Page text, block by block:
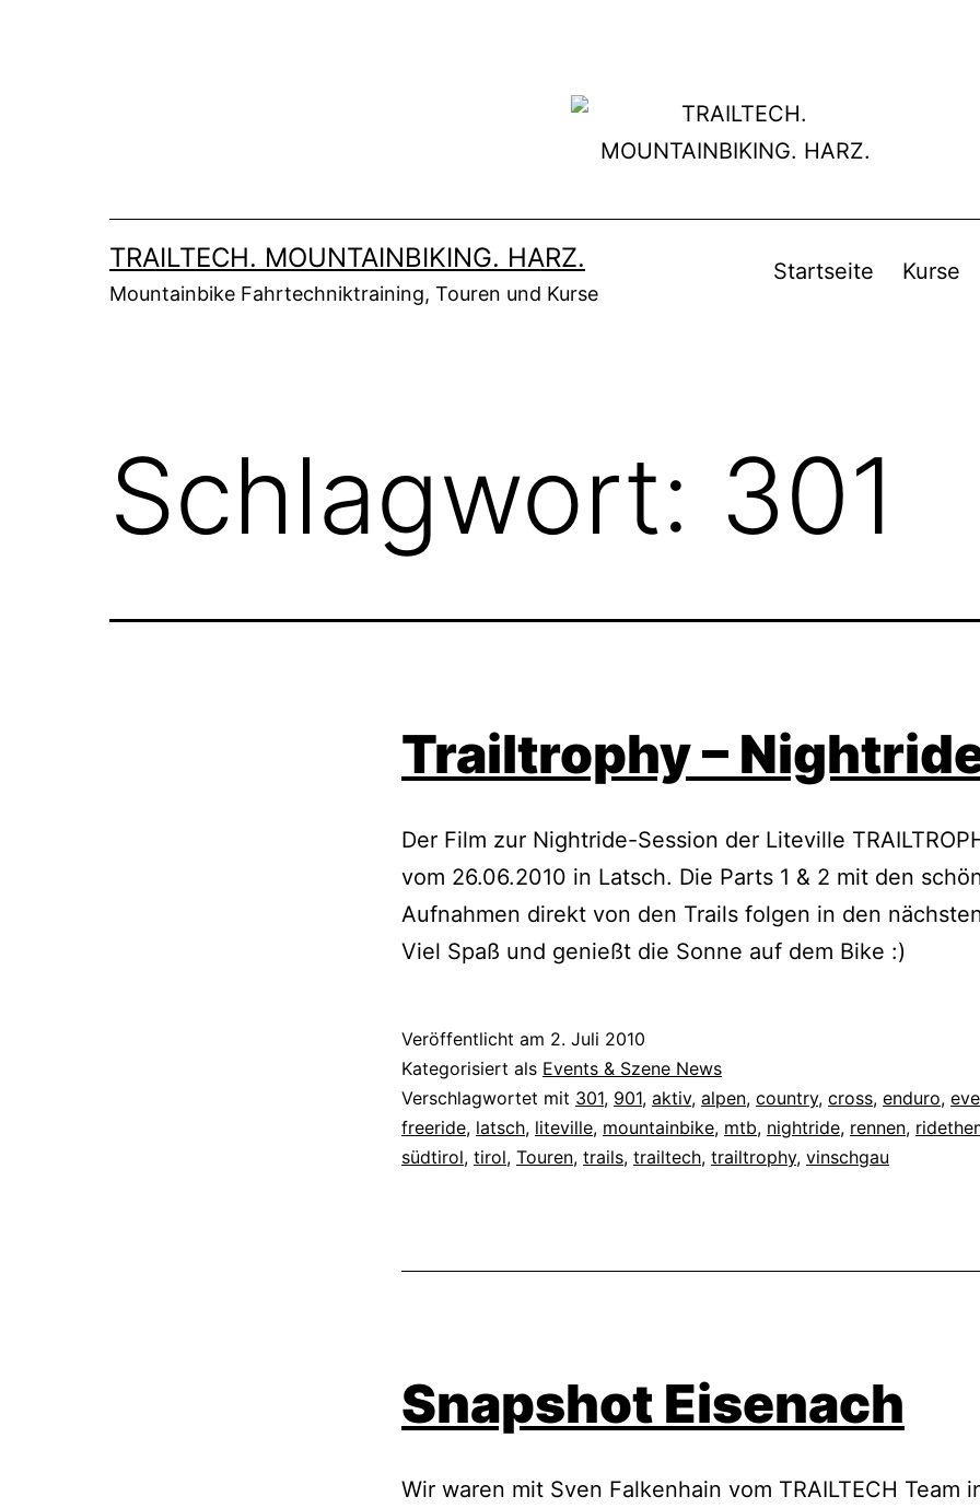
TRAILTECH. MOUNTAINBIKING. HARZ.
Mountainbike Fahrtechniktraining, Touren und Kurse
Startseite Kurse
Schlagwort: 301
Trailtrophy –
Der Film zur Nightride-Session der Liteville
vom 26.06.2010 in Latsch. Die Parts 1 & 2 mit den
Aufnahmen direkt von den Trails folgen in den
Viel Spaß und genießt die Sonne auf dem Bike :)
Veröffentlicht am 2. Juli 2010
Kategorisiert als Events & Szene News
Verschlagwortet mit 301, 901, aktiv, alpen, country, cross, enduro,
freeride, latsch, liteville, mountainbike, mtb, nightride, rennen,
südtirol, tirol, Touren, trails, trailtech, trailtrophy, vinschgau
Snapshot Eisenach
Wir waren mit Sven Falkenhain vom TRAILTECH Team